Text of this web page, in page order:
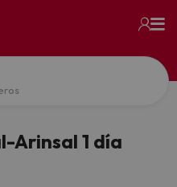
Arinsal 1 día